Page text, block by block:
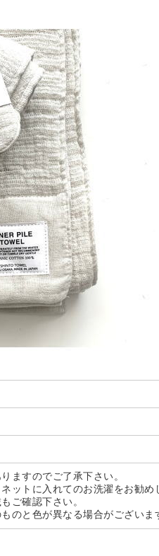
ますのでご了承下さい。
ットに入れてのお洗濯をお勧め
ご確認下さい。
のと色が異なる場合がございま